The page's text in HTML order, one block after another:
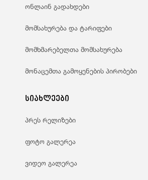
ონლაინ გადახდები
მომსახურება და ტარიფები
მომხმარებელთა მომსახურება
მონაცემთა გამოყენების პირობები
სიახლეები
პრეს რელიზები
ფოტო გალერეა
ვიდეო გალერეა